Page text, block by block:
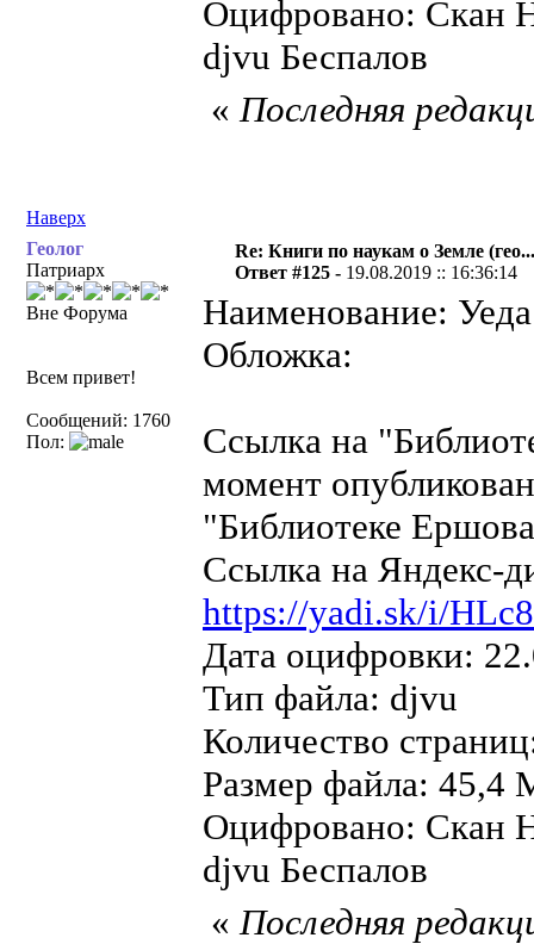
Оцифровано: Скан
djvu Беспалов
Наверх
«Последняя
Геолог
Патриарх
Вне Форума
Всем привет!
Сообщений: 1760
Пол:
Re: Книги по наукам о Земле
Ответ #125 - 19.08.2019 :: 16:36:14
Наименование:
Обложка:
Ссылка на
момент
"Библиотеке
Ссылка на Яндекс-
https://yadi.sk/i/
Дата оцифровки:
Тип файла: djvu
Количество
Размер файла: 45,4
Оцифровано: Скан
djvu Беспалов
«Последняя